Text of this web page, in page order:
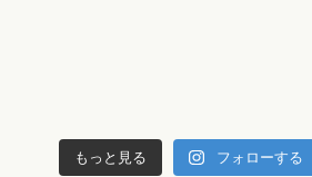
もっと見る フォローする